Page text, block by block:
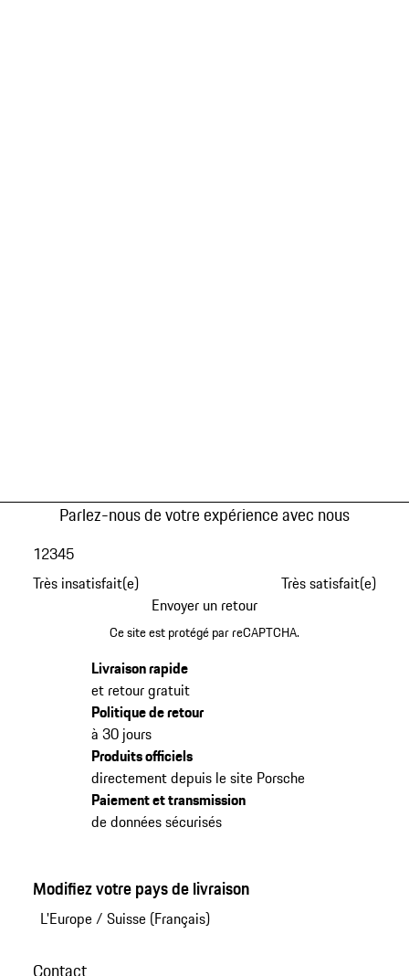
Parlez-nous de votre expérience avec nous
Très insatisfait(e)
12345
Très satisfait(e)
Envoyer un retour
Ce site est protégé par reCAPTCHA.
Livraison rapide
et retour gratuit
Politique de retour
à 30 jours
Produits officiels
directement depuis le site Porsche
Paiement et transmission
de données sécurisés
Modifiez votre pays de livraison
L'Europe/ Suisse (Français)
Contact